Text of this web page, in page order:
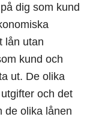
dig som kund
lån utan
kund och
ut. De olika
och det
de olika lånen